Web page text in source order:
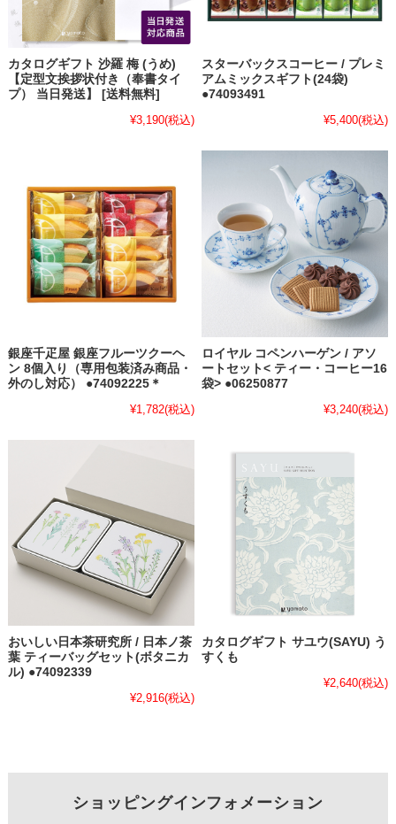
カタログギフト 沙羅 梅 (うめ)
【定型文挨拶状付き（奉書タイ
プ） 当日発送】 [送料無料]
¥3,190(税込)
スターバックスコーヒー / プレミ
アムミックスギフト(24袋)
●74093491
¥5,400(税込)
銀座千疋屋 銀座フルーツクーヘ
ン 8個入り（専用包装済み商品・
外のし対応） ●74092225＊
¥1,782(税込)
ロイヤル コペンハーゲン / アソ
ートセット< ティー・コーヒー16
袋> ●06250877
¥3,240(税込)
おいしい日本茶研究所 / 日本ノ茶
葉 ティーバッグセット(ボタニカ
ル) ●74092339
¥2,916(税込)
カタログギフト サユウ(SAYU) う
すくも
¥2,640(税込)
ショッピングインフォメーション